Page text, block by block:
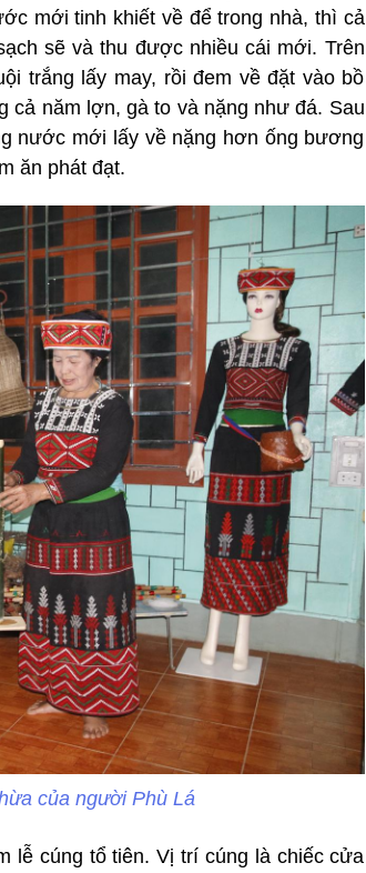
mới tinh khiết về để trong nhà, thì cả
sẽ và thu được nhiều cái mới. Trên
trắng lấy may, rồi đem về đặt vào bồ
cả năm lợn, gà to và nặng như đá. Sau
nước mới lấy về nặng hơn ống bương
ăn phát đạt.
của người Phù Lá
lễ cúng tổ tiên. Vị trí cúng là chiếc cửa